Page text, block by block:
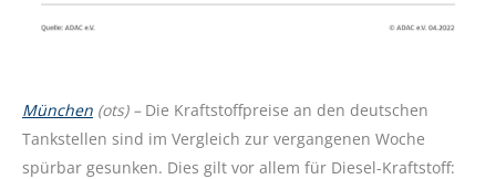
München (ots) – Die Kraftstoffpreise an den deutschen
Tankstellen sind im Vergleich zur vergangenen Woche
spürbar gesunken. Dies gilt vor allem für Diesel-Kraftstoff: